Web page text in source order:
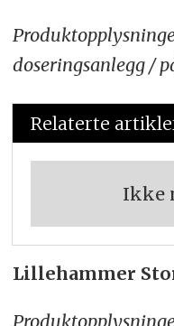
doseringsanlegg /
Relaterte
Ikke
Lillehammer